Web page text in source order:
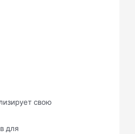
свою
для